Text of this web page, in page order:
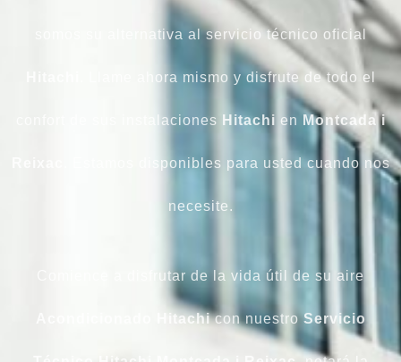
somos su alternativa al servicio técnico oficial
. Llame ahora mismo y disfrute de todo el
confort de sus instalaciones Hitachi en Montcada i
. Estamos disponibles para usted cuando nos
necesite.
Comience a disfrutar de la vida útil de su aire
Acondicionado Hitachicon nuestro Servicio